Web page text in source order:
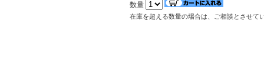
数量
在庫を超える数量の場合は、ご相談とさせて